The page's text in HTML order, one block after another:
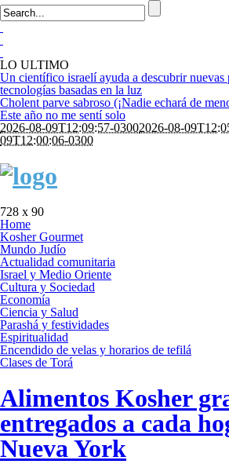
LO ULTIMO
Un científico israelí ayuda a descubrir nuevas
tecnologías basadas en la luz
Cholent parve sabroso (¡Nadie echará de
Este año no me sentí solo
2026-08-09T12:09:57-03002026-08-
09T12:00:06-0300
728 x 90
Home
Kosher Gourmet
Mundo Judío
Actualidad comunitaria
Israel y Medio Oriente
Cultura y Sociedad
Economía
Ciencia y Salud
Parashá y festividades
Espiritualidad
Encendido de velas y horarios de tefilá
Clases de Torá
Alimentos Kosher
entregados a cada
Nueva York